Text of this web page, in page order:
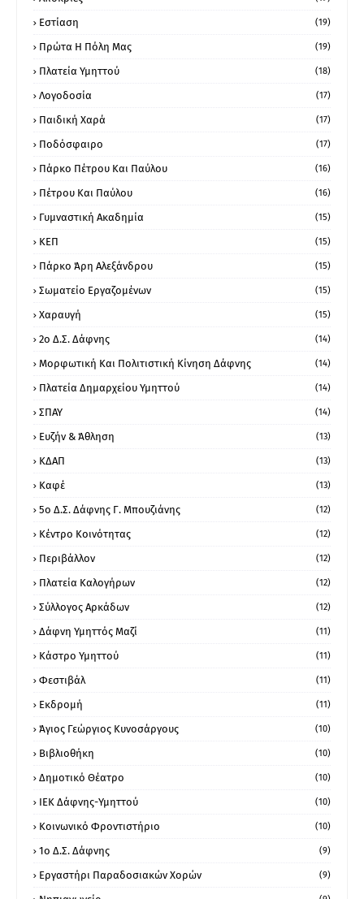
Εστίαση (19)
Πρώτα Η Πόλη Μας (19)
Πλατεία Υμηττού (18)
Λογοδοσία (17)
Παιδική Χαρά (17)
Ποδόσφαιρο (17)
Πάρκο Πέτρου Και Παύλου (16)
Πέτρου Και Παύλου (16)
Γυμναστική Ακαδημία (15)
ΚΕΠ (15)
Πάρκο Άρη Αλεξάνδρου (15)
Σωματείο Εργαζομένων (15)
Χαραυγή (15)
2ο Δ.Σ. Δάφνης (14)
Μορφωτική Και Πολιτιστική Κίνηση Δάφνης (14)
Πλατεία Δημαρχείου Υμηττού (14)
ΣΠΑΥ (14)
Ευζήν & Άθληση (13)
ΚΔΑΠ (13)
Καφέ (13)
5ο Δ.Σ. Δάφνης Γ. Μπουζιάνης (12)
Κέντρο Κοινότητας (12)
Περιβάλλον (12)
Πλατεία Καλογήρων (12)
Σύλλογος Αρκάδων (12)
Δάφνη Υμηττός Μαζί (11)
Κάστρο Υμηττού (11)
Φεστιβάλ (11)
Εκδρομή (11)
Άγιος Γεώργιος Κυνοσάργους (10)
Βιβλιοθήκη (10)
Δημοτικό Θέατρο (10)
ΙΕΚ Δάφνης-Υμηττού (10)
Κοινωνικό Φροντιστήριο (10)
1ο Δ.Σ. Δάφνης (9)
Εργαστήρι Παραδοσιακών Χορών (9)